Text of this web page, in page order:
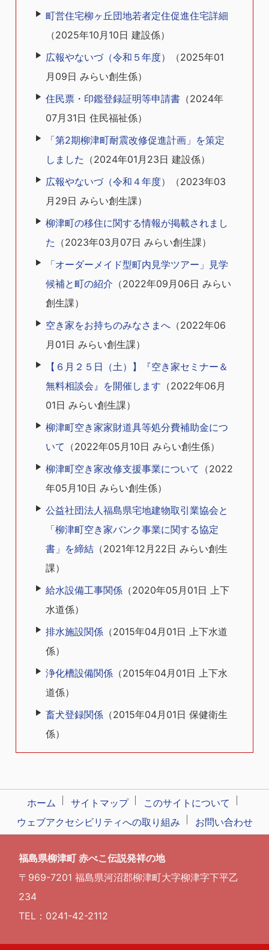
町営住宅柳ヶ丘団地若者定住促進住宅詳細
（2025年10月10日 建設係）
広報やないづ（令和５年度）
（2025年01
月09日 みらい創生係）
住民票・印鑑登録証明等申請書 （2024年
07月31日 住民福祉係）
「第2期柳津町耐震改修促進計画」を策定
しました （2024年01月23日 建設係）
広報やないづ（令和４年度）
（2023年03
月29日 みらい創生課）
柳津町の移住に関する情報が掲載されまし
た （2023年03月07日 みらい創生課）
「オーダーメイド型町内見学ツアー」見学
候補と町の紹介 （2022年09月06日 みらい
創生課）
空き家をお持ちのみなさまへ （2022年06
月01日 みらい創生課）
【６月２５日（土）】『空き家セミナー＆
無料相談会』を開催します （2022年06月
01日 みらい創生課）
柳津町空き家家財道具等処分費補助金につ
いて （2022年05月10日 みらい創生係）
柳津町空き家改修支援事業について （2022
年05月10日 みらい創生係）
公益社団法人福島県宅地建物取引業協会と
「柳津町空き家バンク事業に関する協定
書」を締結 （2021年12月22日 みらい創生
課）
給水設備工事関係 （2020年05月01日 上下
水道係）
排水施設関係 （2015年04月01日 上下水道
係）
浄化槽設備関係 （2015年04月01日 上下水
道係）
畜犬登録関係 （2015年04月01日 保健衛生
係）
ホーム サイトマップ
このサイトについて
ウェブアクセシビリティへの取り組み
お問い合わせ
福島県柳津町 赤べこ伝説発祥の地
〒969-7201 福島県河沼郡柳津町大字柳津字下平乙
234
TEL：0241-42-2112